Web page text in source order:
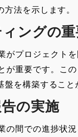
法を示します。
ングの
がプロジェクト
が重要です。こ
を構築すること
の実施
の間での進捗状